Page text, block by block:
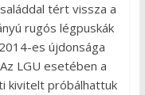
tért vissza a
rugós légpuskák
es újdonsága
LGU esetében a
kivitelt próbálhattuk